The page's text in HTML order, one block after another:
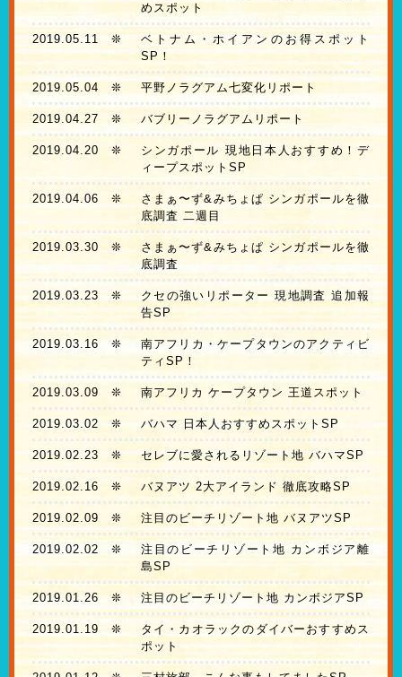
めスポット
2019.05.11 ❊
ベトナム・ホイアンのお得スポット
SP！
2019.05.04 ❊ 平野ノラグアム七変化リポート
2019.04.27 ❊ バブリーノラグアムリポート
2019.04.20 ❊
シンガポール 現地日本人おすすめ！デ
ィープスポットSP
2019.04.06 ❊
さまぁ〜ず&みちょぱ シンガポールを徹
底調査 二週目
2019.03.30 ❊
さまぁ〜ず&みちょぱ シンガポールを徹
底調査
2019.03.23 ❊
クセの強いリポーター 現地調査 追加報
告SP
2019.03.16 ❊
南アフリカ・ケープタウンのアクティビ
ティSP！
2019.03.09 ❊ 南アフリカ ケープタウン 王道スポット
2019.03.02❊ バハマ 日本人おすすめスポットSP
2019.02.23 ❊ セレブに愛されるリゾート地 バハマSP
2019.02.16 ❊ バヌアツ 2大アイランド 徹底攻略SP
2019.02.09 ❊ 注目のビーチリゾート地 バヌアツSP
2019.02.02 ❊
注目のビーチリゾート地 カンボジア離
島SP
2019.01.26❊ 注目のビーチリゾート地 カンボジアSP
2019.01.19 ❊
タイ・カオラックのダイバーおすすめス
ポット